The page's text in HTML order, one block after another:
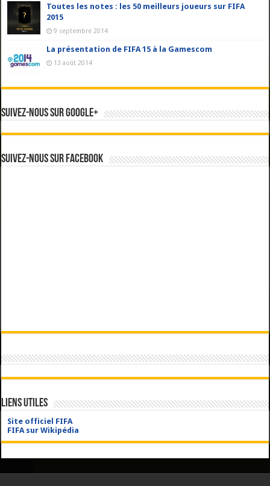
Toutes les notes : les 50 meilleurs joueurs sur FIFA
2015
9 septembre 2014
La présentation de FIFA 15 à la Gamescom
13 août 2014
Suivez-nous sur Google+
Suivez-nous sur Facebook
Liens utiles
Site officiel FIFA
FIFA sur Wikipédia